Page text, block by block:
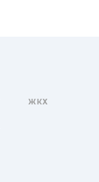
ЖКХ